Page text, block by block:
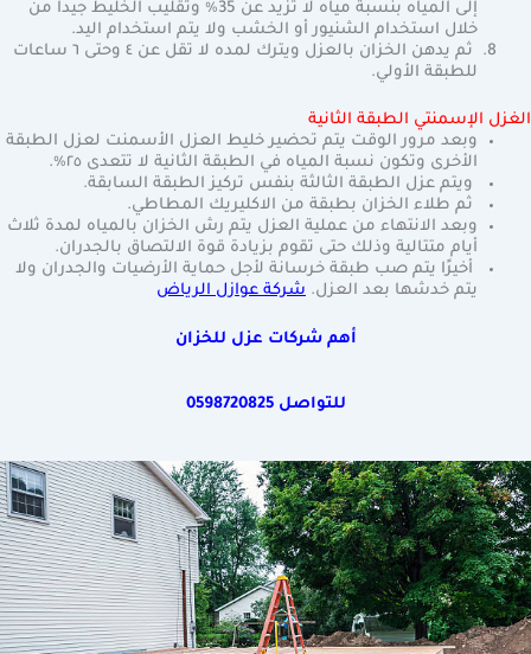
إلى المياه بنسبة مياه لا تزيد عن 35٪ وتقليب الخليط جيدا من
خلال استخدام الشنيور أو الخشب ولا يتم استخدام اليد.
ثم يدهن الخزان بالعزل ويترك لمده لا تقل عن ٤ وحتى ٦ ساعات
للطبقة الأولي.
الغزل الإسمنتي الطبقة الثانية
وبعد مرور الوقت يتم تحضير خليط العزل الأسمنت لعزل الطبقة
الأخرى وتكون نسبة المياه في الطبقة الثانية لا تتعدى ٢٥٪.
ويتم عزل الطبقة الثالثة بنفس تركيز الطبقة السابقة.
ثم طلاء الخزان بطبقة من الاكليريك المطاطي.
وبعد الانتهاء من عملية العزل يتم رش الخزان بالمياه لمدة ثلاث
أيام متتالية وذلك حتى تقوم بزيادة قوة الالتصاق بالجدران.
أخيرًا يتم صب طبقة خرسانة لأجل حماية الأرضيات والجدران ولا
يتم خدشها بعد العزل. شركة عوازل الرياض
أهم شركات عزل للخزان
للتواصل0598720825